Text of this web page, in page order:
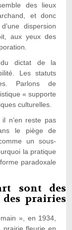
des lieux
et donc
dispersion
aux yeux des
dictat de la
Les statuts
Parlons de
« supporte
culturelles.
n’en reste pas
le piège de
un sous-
la pratique
paradoxale
sont des
des prairies
», en 1934,
prairie fleurie en